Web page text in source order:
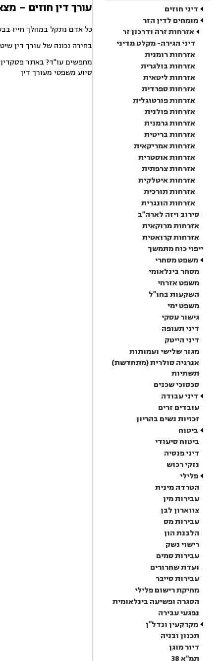
דיני חוזים
מומחים לדין הזר
אזרחות זרה ודרכון זר
דיני הגירה- מקלט מדיני
אזרחות רומנית
אזרחות בולגרית
אזרחות ליטאית
אזרחות ספרדית
אזרחות פורטוגלית
אזרחות פולנית
אזרחות גרמנית
אזרחות בריטית
אזרחות אמריקאית
אזרחות אוסטרית
אזרחות צרפתית
אזרחות איטלקית
אזרחות תורכית
אזרחות הונגרית
סירוב ויזה לארה"ב
אזרחות מרוקאית
אזרחות קרואטית
ייפוי כוח מתמשך
משפט מסחרי
מסחר בינלאומי
משפט אזרחי
השקעות בחו"ל
משפט ימי
גישור עסקי
דיני תעופה
דיני הייטק
מגזר שלישי ועמותות
אנרגיה סולרית (מתחדשת)
תשתיות
סכסוכי שכנים
דיני עבודה
עובדים זרים
זכויות נשים בהריון
ביטוח
ביטוח סיעודי
דיני פנסיה
נזקי רכוש
פלילי
הטרדה מינית
עבירות מין
צווארון לבן
עבירות מס
הלבנת הון
רישוי נשק
עבירות סמים
ועדת שחרורים
עבירות סייבר
מחיקת רישום פלילי
הסגרה ופשיעה בינלאומית
נפגעי עבירה
מקרקעין ונדל"ן
תכנון ובניה
דיור מוגן
תמ"א 38
עורך דין חוזים –
כל אדם נתקל במהלך חייו
בחירה נכונה של עורך דין
מחפשים עו"ד? באתר פסקדין
סיוע משפטי מעורך דין